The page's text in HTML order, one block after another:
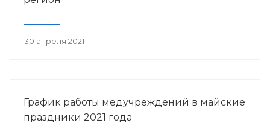
30 апреля 2021
График работы медучреждений в майские
праздники 2021 года